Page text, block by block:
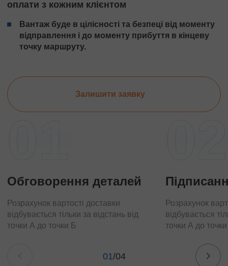
оплати з кожним клієнтом
Вантаж буде в цілісності та безпеці від моменту
відправлення і до моменту прибуття в кінцеву
точку маршруту.
Залишити заявку
Обговорення деталей
Розрахунок вартості доставки
відбувається тільки за відстань від
точки А до точки Б
Розрахунок
відбувається
точки А до
01/04